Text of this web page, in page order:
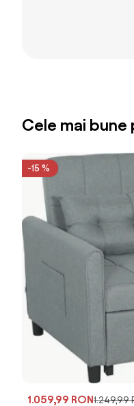
Cele mai bune
-15 %
1.059,99 RON1.249,99